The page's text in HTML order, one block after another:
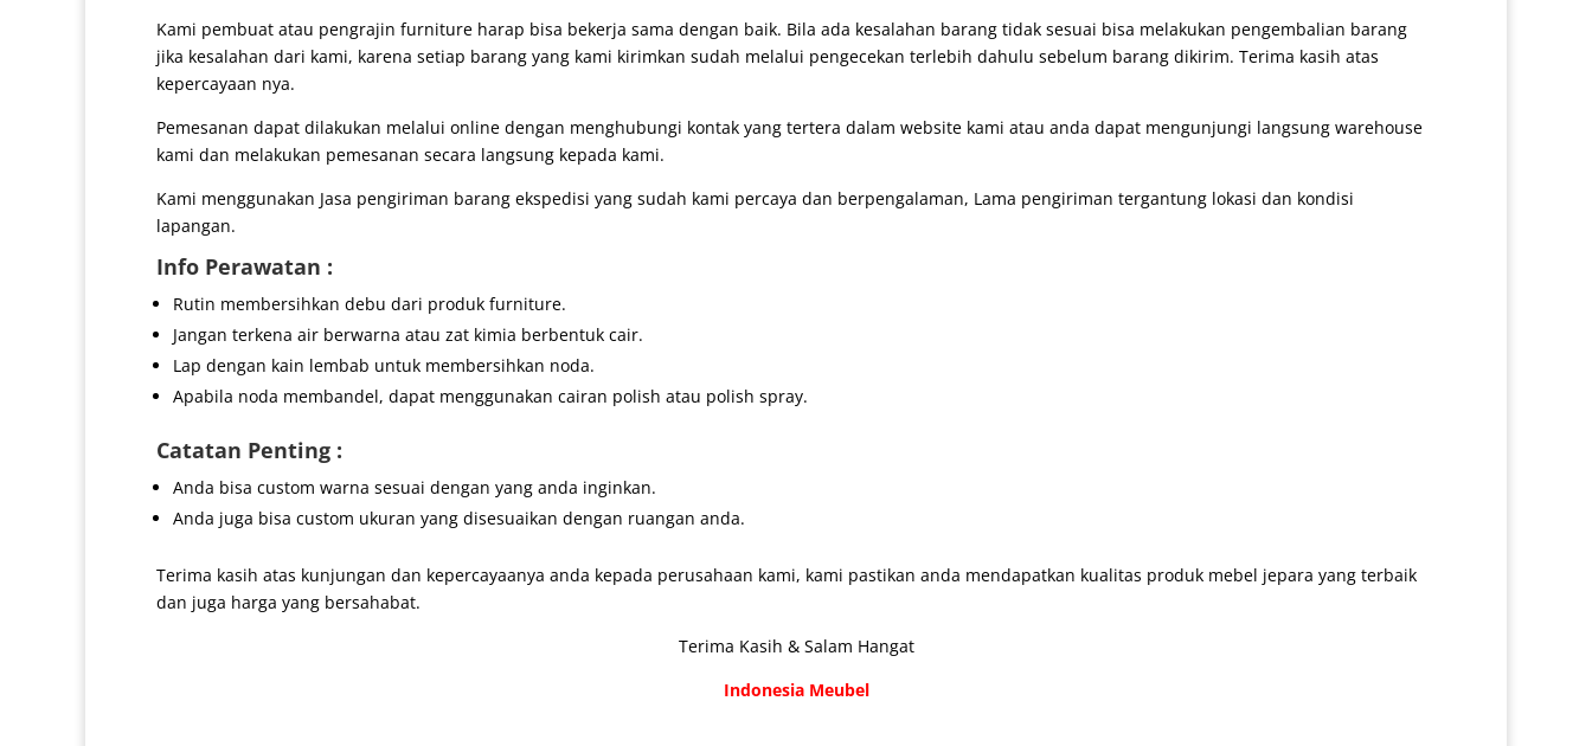
Kami pembuat atau pengrajin furniture harap bisa bekerja sama dengan baik. Bila ada kesalahan barang tidak sesuai bisa melakukan pengembalian barang
jika kesalahan dari kami, karena setiap barang yang kami kirimkan sudah melalui pengecekan terlebih dahulu sebelum barang dikirim. Terima kasih atas
kepercayaan nya.
Pemesanan dapat dilakukan melalui online dengan menghubungi kontak yang tertera dalam website kami atau anda dapat mengunjungi langsung warehouse
kami dan melakukan pemesanan secara langsung kepada kami.
Kami menggunakan Jasa pengiriman barang ekspedisi yang sudah kami percaya dan berpengalaman, Lama pengiriman tergantung lokasi dan kondisi
lapangan.
Info Perawatan :
Rutin membersihkan debu dari produk furniture.
Jangan terkena air berwarna atau zat kimia berbentuk cair.
Lap dengan kain lembab untuk membersihkan noda.
Apabila noda membandel, dapat menggunakan cairan polish atau polish spray.
Catatan Penting :
Anda bisa custom warna sesuai dengan yang anda inginkan.
Anda juga bisa custom ukuran yang disesuaikan dengan ruangan anda.
Terima kasih atas kunjungan dan kepercayaanya anda kepada perusahaan kami, kami pastikan anda mendapatkan kualitas produk mebel jepara yang terbaik
dan juga harga yang bersahabat.
Terima Kasih & Salam Hangat
Indonesia Meubel